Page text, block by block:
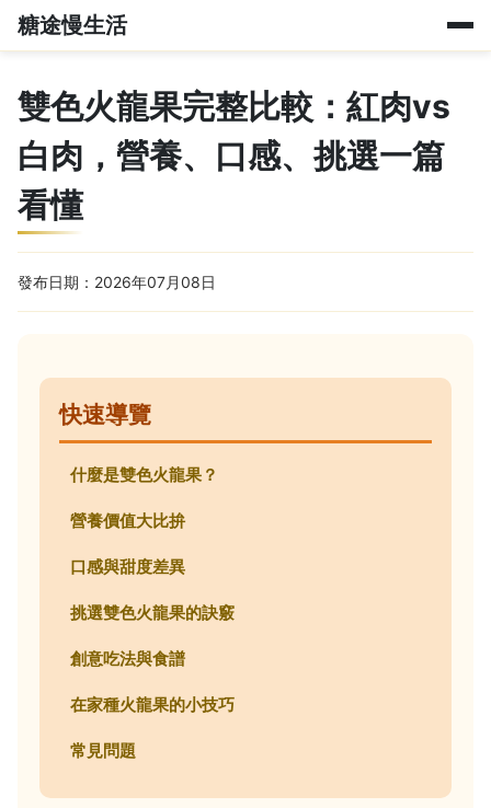
糖途慢生活
雙色火龍果完整比較：紅肉vs
白肉，營養、口感、挑選一篇
看懂
發布日期：2026年07月08日
快速導覽
什麼是雙色火龍果？
營養價值大比拚
口感與甜度差異
挑選雙色火龍果的訣竅
創意吃法與食譜
在家種火龍果的小技巧
常見問題